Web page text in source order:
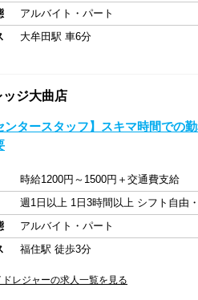
アルバイト・パート
大牟田駅 車6分
ッジ大曲店
ンタースタッフ】スキマ時間での
時給1200円～1500円＋交通費支給
週1日以上 1日3時間以上 シフト自由
アルバイト・パート
福住駅 徒歩3分
レジャーの求人一覧を見る